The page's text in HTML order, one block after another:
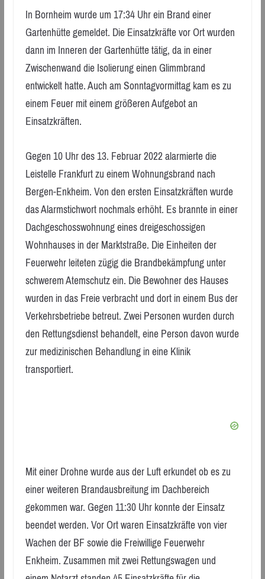
In Bornheim wurde um 17:34 Uhr ein Brand einer
Gartenhütte gemeldet. Die Einsatzkräfte vor Ort wurden
dann im Inneren der Gartenhütte tätig, da in einer
Zwischenwand die Isolierung einen Glimmbrand
entwickelt hatte. Auch am Sonntagvormittag kam es zu
einem Feuer mit einem größeren Aufgebot an
Einsatzkräften.
Gegen 10 Uhr des 13. Februar 2022 alarmierte die
Leistelle Frankfurt zu einem Wohnungsbrand nach
Bergen-Enkheim. Von den ersten Einsatzkräften wurde
das Alarmstichwort nochmals erhöht. Es brannte in einer
Dachgeschosswohnung eines dreigeschossigen
Wohnhauses in der Marktstraße. Die Einheiten der
Feuerwehr leiteten zügig die Brandbekämpfung unter
schwerem Atemschutz ein. Die Bewohner des Hauses
wurden in das Freie verbracht und dort in einem Bus der
Verkehrsbetriebe betreut. Zwei Personen wurden durch
den Rettungsdienst behandelt, eine Person davon wurde
zur medizinischen Behandlung in eine Klinik
transportiert.
Mit einer Drohne wurde aus der Luft erkundet ob es zu
einer weiteren Brandausbreitung im Dachbereich
gekommen war. Gegen 11:30 Uhr konnte der Einsatz
beendet werden. Vor Ort waren Einsatzkräfte von vier
Wachen der BF sowie die Freiwillige Feuerwehr
Enkheim. Zusammen mit zwei Rettungswagen und